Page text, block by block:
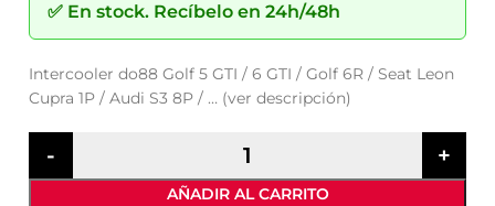
✅ En stock. Recíbelo en 24h/48h
Intercooler do88 Golf 5 GTI / 6 GTI / Golf 6R / Seat Leon
Cupra 1P / Audi S3 8P / … (ver descripción)
AÑADIR AL CARRITO